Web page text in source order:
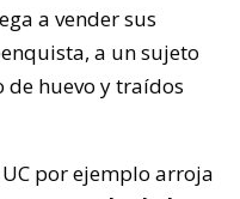
a vender sus
a un sujeto
de huevo y traídos
por ejemplo arroja